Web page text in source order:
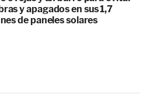
y apagados en sus 1,7
de paneles solares